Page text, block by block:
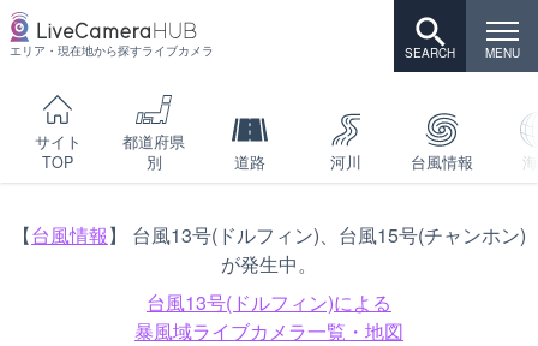
エリア・現在地から探すライブカメラ
サイト
TOP
都道府県
別
道路 河川 台風情報
【台風情報】 台風13号(ドルフィン)、台風15号(チャンホン)
が発生中。
台風13号(ドルフィン)による
暴風域ライブカメラ一覧・地図